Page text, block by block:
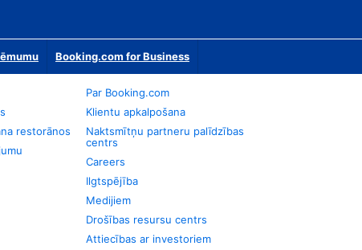
Booking.com for Business
restorānos
Par Booking.com
Klientu apkalpošana
Naktsmītņu partneru palīdzības
centrs
Careers
Ilgtspējība
Medijiem
Drošības resursu centrs
Attiecības ar investoriem